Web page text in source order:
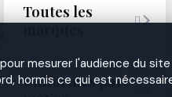
mesurer l'audience du
hormis ce qui est
Toutes les
marques

Uniformes par